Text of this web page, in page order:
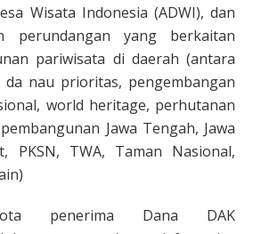
Wisata Indonesia (ADWI), dan
perundangan yang berkaitan
pariwisata di daerah (antara
da nau prioritas, pengembangan
world heritage, perhutanan
Jawa Tengah, Jawa
PKSN, TWA, Taman Nasional,
penerima Dana DAK